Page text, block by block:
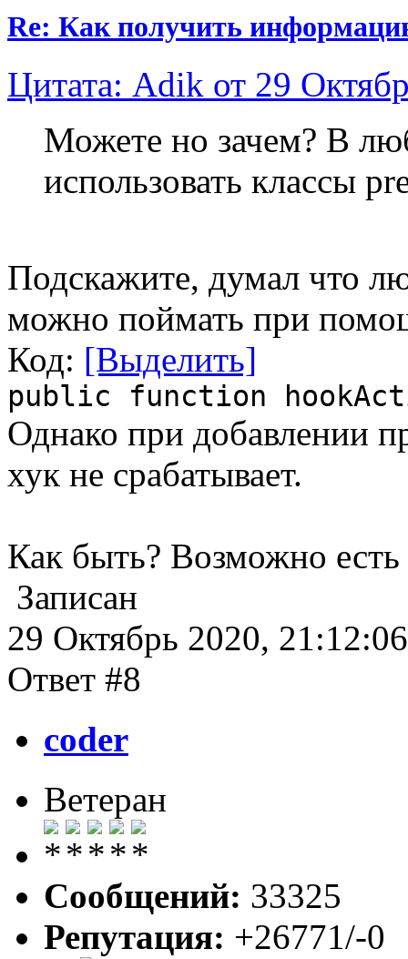
Re: Как получить
Цитата: Adik от 29
Можете но зачем? В
использовать классы
Подскажите, думал что
можно поймать при
Код: [Выделить]
public function
Однако при добавлении
хук не срабатывает.
Как быть? Возможно есть
Записан
29 Октябрь 2020, 21:12:06
Ответ #8
coder
Ветеран
Сообщений: 33325
Репутация: +26771/-0